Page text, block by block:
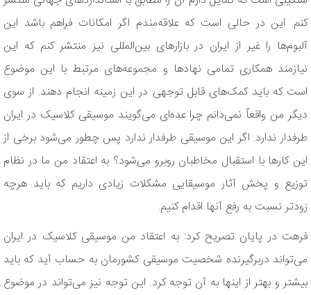
کنم. این در حالی است که علاقه‌مندم اگر امکانات فراهم باشد این
آلبوم‌ها را غیر از ایران در بازارهای بین‌المللی نیز منتشر کنم که این
نیازمند همکاری تمامی نهادها و مجموعه‌های مرتبط با این موضوع
است که باید کمک‌های قابل توجهی در این زمینه انجام دهند. از سوی
دیگر من واقعاً نمی‌دانم چرا عده‌ای می‌گویند موسیقی کلاسیک در ایران
طرفدار ندارد. اگر این موسیقی طرفدار ندارد پس چطور می‌شود برخی از
این کارها با استقبال مخاطبان روبرو می‌شود؟ به اعتقاد من ما در نظام
توزیع و پخش آثار موسیقایی مشکلات زیادی داریم که باید هرچه
زودتر نسبت به رفع آنها اقدام کنیم.
فرهت در پایان تصریح کرد: به اعتقاد من موسیقی کلاسیک در ایران
می‌تواند دربرگیرنده شخصیت موسیقی کشورمان به حساب آید که باید
بیشتر و بهتر از اینها به آن توجه کرد. این توجه نیز می‌تواند در موضوع